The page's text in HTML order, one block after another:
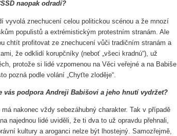
naopak odradí?
vyvolá znechucení celou politickou scénou a že mnozí
populistů a extrémistickým protestním stranám. Ale
chtít profitovat ze znechucení vůči tradičním stranám a
že odklidí korupčníky (neboť „všeci kradnú“), už
protože si lidé vzpomenou na Věci veřejné a na Babiše
pozná podle volání „Chyťte zloděje“.
vás podpora Andreji Babišovi a jeho hnutí vydržet?
nakonec vždy sebezáhubný charakter. Tak v případě
najednou lidé uviděli, že ti dva to už opravdu přehnali,
kultury a aroganci nelze být lhostejný. Samozřejmě,